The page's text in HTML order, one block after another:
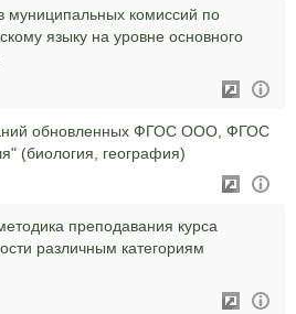
муниципальных комиссий по
языку на уровне основного
обновленных ФГОС ООО, ФГОС
(биология, география)
преподавания курса
различным категориям